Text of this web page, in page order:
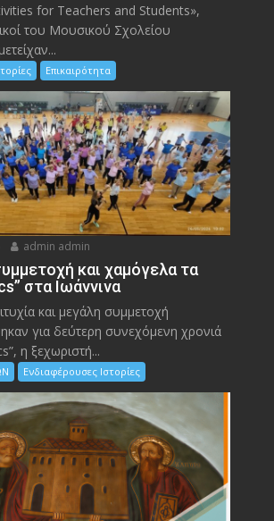
for Teachers and Students»,
του Μουσικού Σχολείου
Επικαιρότητα
admin admin
και χαμόγελα τα
στα Ιωάννινα
και μεγάλη συμμετοχή
για δεύτερη συνεχόμενη χρονιά
η ξεχωριστή...
Ενδιαφέρουσες Ιστορίες